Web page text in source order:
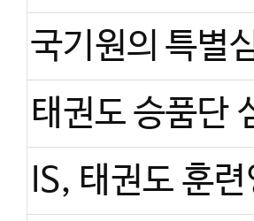
IS, 태권도 훈